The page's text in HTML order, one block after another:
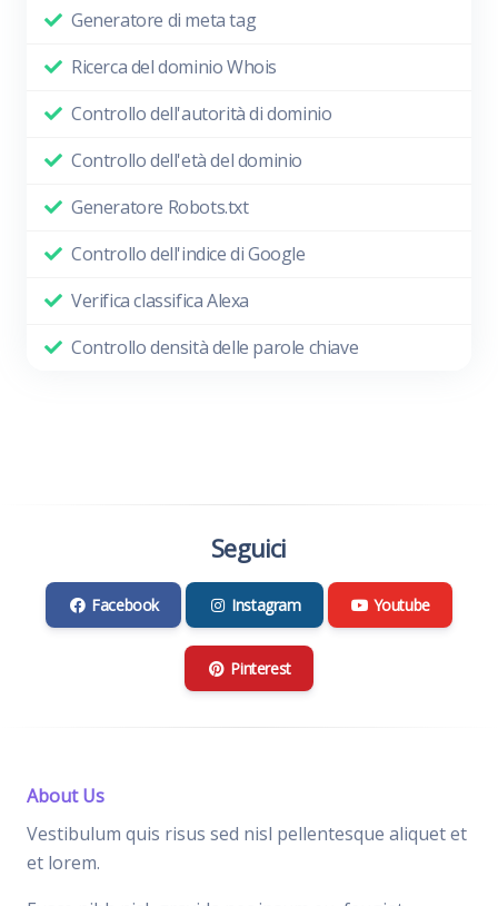
Generatore di meta tag
Ricerca del dominio Whois
Controllo dell'autorità di dominio
Controllo dell'età del dominio
Generatore Robots.txt
Controllo dell'indice di Google
Verifica classifica Alexa
Controllo densità delle parole chiave
Seguici
Facebook Instagram Youtube
Pinterest
About Us
Vestibulum quis risus sed nisl pellentesque aliquet et
et lorem.